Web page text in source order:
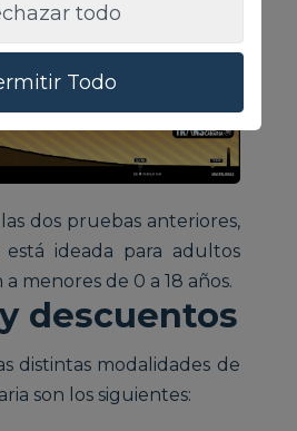
de entre 15 y 21 años.
18 km
dos pruebas anteriores,
está ideada para adultos
menores de 0 a 18 años.
descuentos
distintas modalidades de
son los siguientes:
todo
Todo